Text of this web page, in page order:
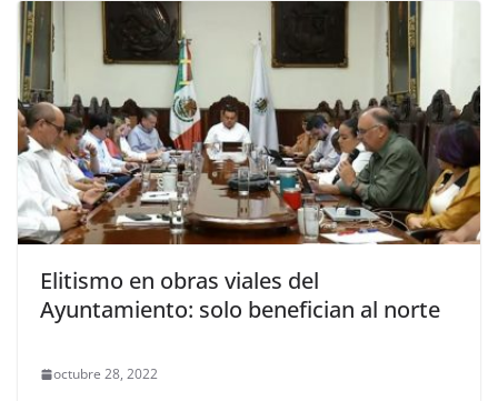
Elitismo en obras viales del
Ayuntamiento: solo benefician al norte
octubre 28, 2022